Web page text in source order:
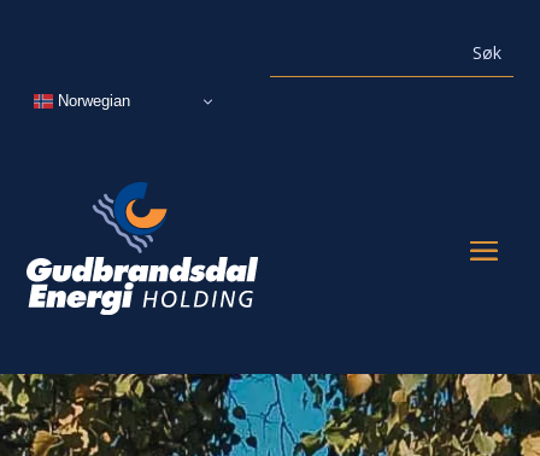
Norwegian